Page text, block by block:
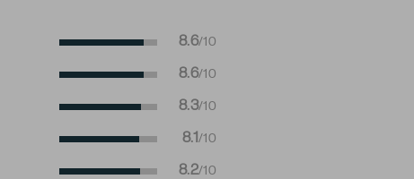
8.6/10
8.6/10
8.3/10
8.1/10
8.2/10